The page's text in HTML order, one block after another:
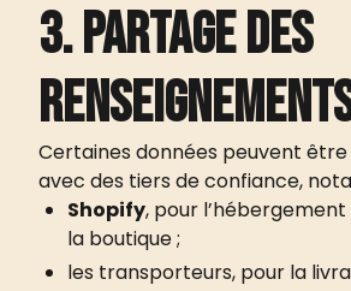
3. Partage des
Certaines données peuvent
avec des tiers de confiance,
Shopify, pour
la boutique ;
les transporteurs, pour la